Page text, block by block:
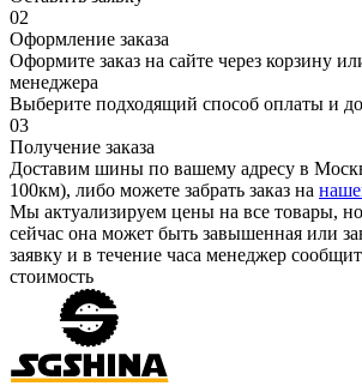
02
Оформление заказа
Оформите заказ на сайте через корзину
менеджера
Выберите подходящий способ оплаты и
03
Получение заказа
Доставим шины по вашему адресу в
100км), либо можете забрать заказ на
Мы актуализируем цены на все товары,
сейчас она может быть завышенная или
заявку и в течение часа менеджер
стоимость